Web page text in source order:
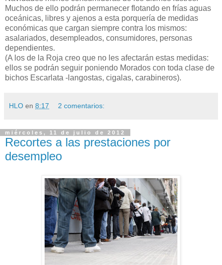
Muchos de ello podrán permanecer flotando en frías aguas
oceánicas, libres y ajenos a esta porquería de medidas
económicas que cargan siempre contra los mismos:
asalariados, desempleados, consumidores, personas
dependientes.
(A los de la Roja creo que no les afectarán estas medidas:
ellos se podrán seguir poniendo Morados con toda clase de
bichos Escarlata -langostas, cigalas, carabineros).
HLO en 8:17 2 comentarios:
miércoles, 11 de julio de 2012
Recortes a las prestaciones por
desempleo